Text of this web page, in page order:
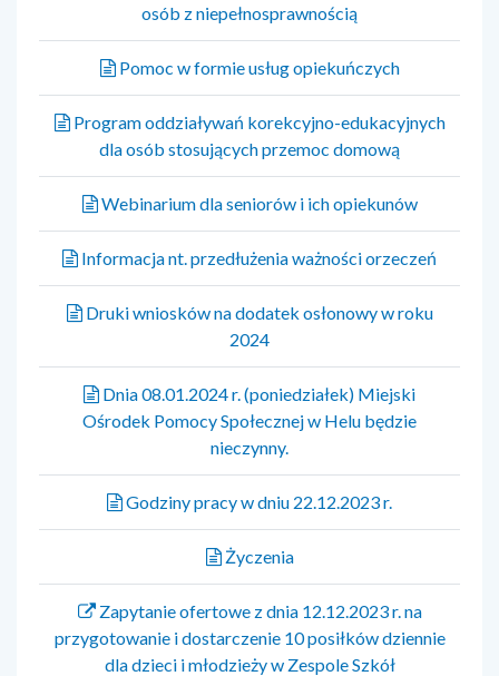
osób z niepełnosprawnością
Pomoc w formie usług opiekuńczych
Program oddziaływań korekcyjno-edukacyjnych
dla osób stosujących przemoc domową
Webinarium dla seniorów i ich opiekunów
Informacja nt. przedłużenia ważności orzeczeń
Druki wniosków na dodatek osłonowy w roku
2024
Dnia 08.01.2024 r. (poniedziałek) Miejski
Ośrodek Pomocy Społecznej w Helu będzie
nieczynny.
Godziny pracy w dniu 22.12.2023 r.
Życzenia
Zapytanie ofertowe z dnia 12.12.2023 r. na
przygotowanie i dostarczenie 10 posiłków dziennie
dla dzieci i młodzieży w Zespole Szkół